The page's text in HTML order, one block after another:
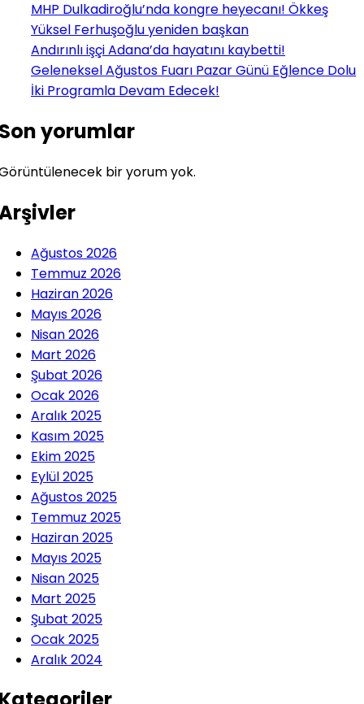
MHP Dulkadiroğlu’nda kongre heyecanı! Ökkeş
Yüksel Ferhuşoğlu yeniden başkan
Andırınlı işçi Adana’da hayatını kaybetti!
Geleneksel Ağustos Fuarı Pazar Günü Eğlence Dolu
İki Programla Devam Edecek!
yorumlar
bir yorum yok.
Ağustos 2026
Temmuz 2026
Haziran 2026
Mayıs 2026
Nisan 2026
Mart 2026
Şubat 2026
Ocak 2026
Aralık 2025
Kasım 2025
Ekim 2025
Eylül 2025
Ağustos 2025
Temmuz 2025
Haziran 2025
Mayıs 2025
Nisan 2025
Mart 2025
Şubat 2025
Ocak 2025
Aralık 2024